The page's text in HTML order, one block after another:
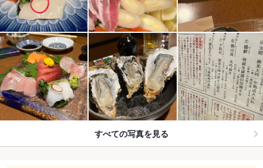
すべての写真を見る